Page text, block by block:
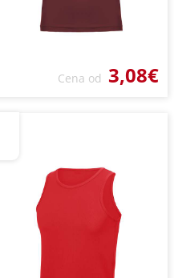
Cena od 3,08€